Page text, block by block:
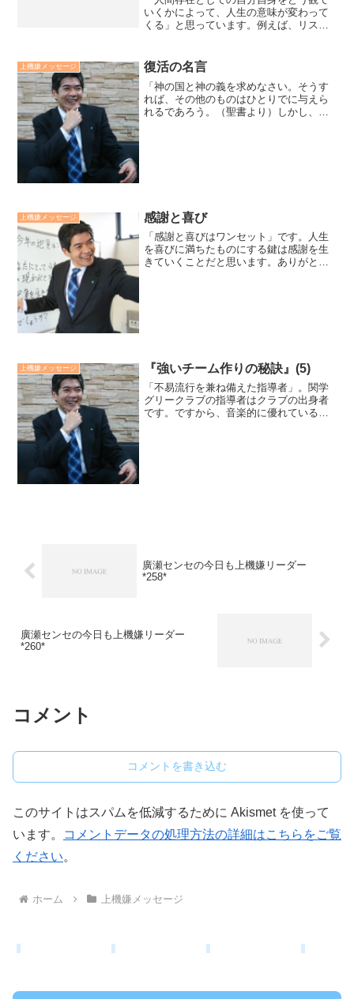
いくかによって、人生の意味が変わって
くる」と思っています。例えば、リスト
魂（霊的世界）的にみると、それは進
化、自己実現の機会と言えま...
上機嫌メッセージ 復活の名言
「神の国と神の義を求めなさい。そうす
れば、その他のものはひとりでに与えら
れるであろう。（聖書より）しかし、
上機嫌メッセージ 感謝と喜び
「感謝と喜びはワンセット」です。人生
を喜びに満ちたものにする鍵は感謝を生
きていくことだと思います。ありがとう
上機嫌メッセージ 『強いチーム作りの秘訣』(5)
「不易流行を兼ね備えた指導者」。関学
グリークラブの指導者はクラブの出身者
です。ですから、音楽的に優れているだ
廣瀬センセの今日も上機嫌リーダー
*258*
廣瀬センセの今日も上機嫌リーダー
*260*
コメント
コメントを書き込む
このサイトはスパムを低減するために Akismet を使って
います。
コメントデータの処理方法の詳細はこちらをご覧
ください。
ホーム 上機嫌メッセージ